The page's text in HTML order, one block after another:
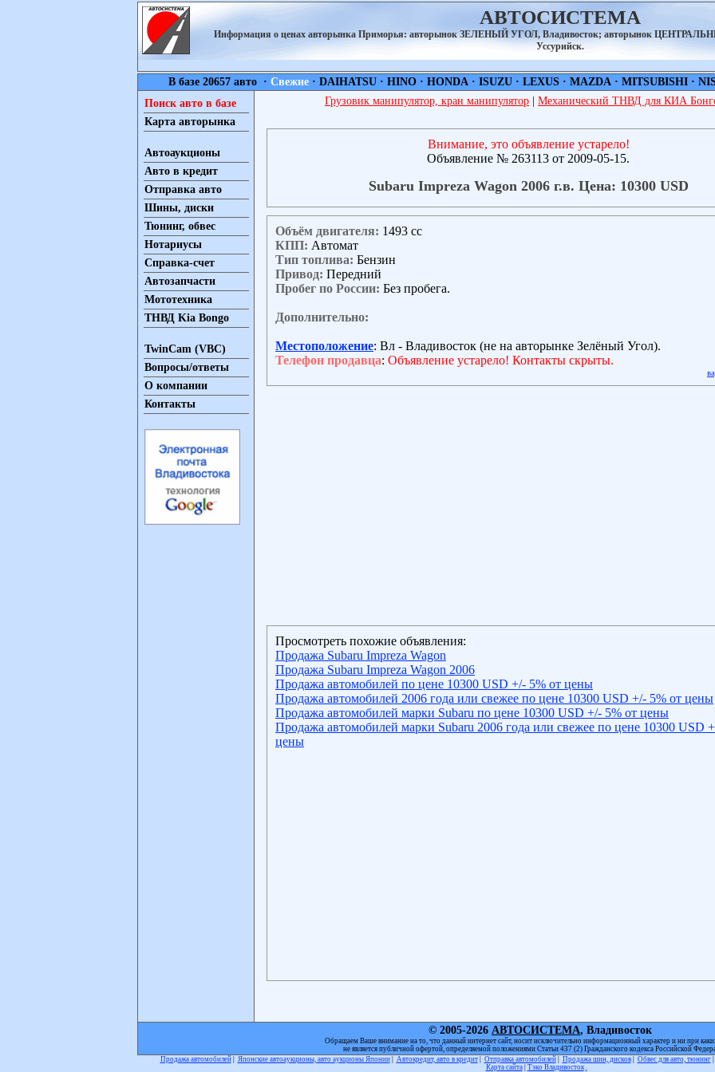
АВТОСИСТЕМА
Информация о ценах авторынка Приморья: авторынок ЗЕЛЕНЫЙ УГОЛ, Владивосток; авторынок
Уссурийск.
В базе 20657 авто · Свежие· DAIHATSU· HINO· HONDA· ISUZU· LEXUS· MAZDA· MITSUBISHI·
Поиск авто в базе
Карта авторынка
Автоаукционы
Авто в кредит
Отправка авто
Шины, диски
Тюнинг, обвес
Нотариусы
Справка-счет
Автозапчасти
Мототехника
ТНВД Kia Bongo
TwinCam (VBC)
Вопросы/ответы
О компании
Контакты
Грузовик манипулятор, кран манипулятор Механический ТНВД для КИА
Внимание, это объявление устарело!
Объявление № 263113 от 2009-05-15.
Subaru Impreza Wagon 2006 г.в. Цена: 10300 USD
Объём двигателя: 1493 сс
КПП: Автомат
Тип топлива: Бензин
Привод: Передний
Пробег по России: Без пробега.
Дополнительно:
Местоположение: Вл - Владивосток (не на авторынке Зелёный Угол).
Телефон продавца: Объявление устарело! Контакты скрыты.
Просмотреть похожие объявления:
Продажа Subaru Impreza Wagon
Продажа Subaru Impreza Wagon 2006
Продажа автомобилей по цене 10300 USD +/- 5% от цены
Продажа автомобилей 2006 года или свежее по цене 10300 USD +/- 5% от цены
Продажа автомобилей марки Subaru по цене 10300 USD +/- 5% от цены
Продажа автомобилей марки Subaru 2006 года или свежее по цене 10300 USD
цены
© 2005-2026 АВТОСИСТЕМА, Владивосток
Обращаем Ваше внимание на то, что данный интернет сайт, носит исключительно информационный характер и ни при
не является публичной офертой, определяемой положениями Статьи 437 (2) Гражданского кодекса Российской
Продажа автомобилей| Японские автоаукционы, авто аукционы Японии| Автокредит, авто в кредит| Отправка автомобилей| Продажа шин, дисков| Обвес для авто, тюнинг|
Карта сайта| Тэко Владивосток